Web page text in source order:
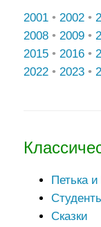
2001 • 2002 •
2008 • 2009 •
2015 • 2016 •
2022 • 2023 •
Петька
Сказки